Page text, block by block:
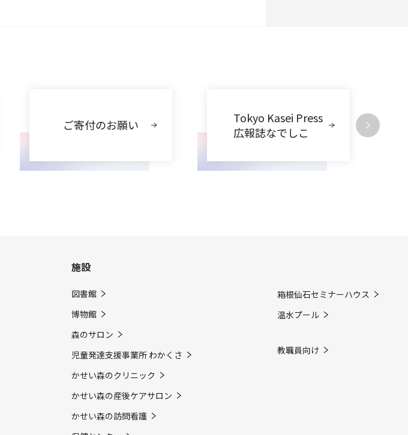
ご寄付のお願い
Tokyo Kasei Press
広報誌なでしこ
施設
図書館
博物館
森のサロン
児童発達支援事業所 わかくさ
かせい森のクリニック
かせい森の産後ケアサロン
かせい森の訪問看護
箱根仙石セミナーハウス
温水プール
教職員向け